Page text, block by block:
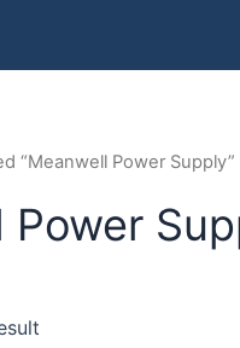
“Meanwell Power Supply”
Power